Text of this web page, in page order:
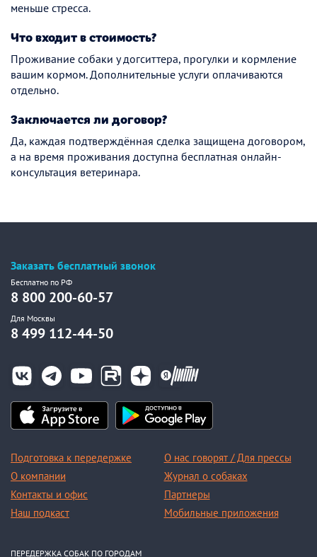
меньше стресса.
Что входит в стоимость?
Проживание собаки у догситтера, прогулки и кормление
вашим кормом. Дополнительные услуги оплачиваются
отдельно.
Заключается ли договор?
Да, каждая подтверждённая сделка защищена договором,
а на время проживания доступна бесплатная онлайн-
консультация ветеринара.
Заказать бесплатный звонок
Бесплатно по РФ
8 800 200-60-57
Для Москвы
8 499 112-44-50
Подготовка к передержке
О компании
Контакты и офис
Наш подкаст
О нас говорят / Для прессы
Журнал о собаках
Партнеры
Мобильные приложения
ПЕРЕДЕРЖКА СОБАК ПО ГОРОДАМ